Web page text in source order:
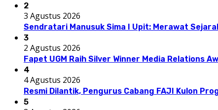
2
3 Agustus 2026
Sendratari Manusuk Sima I Upit: Merawat
3
2 Agustus 2026
Fapet UGM Raih Silver Winner Media Relations
4
4 Agustus 2026
Resmi Dilantik, Pengurus Cabang FAJI Kulon
5